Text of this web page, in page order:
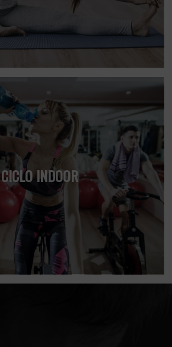
CICLO INDOOR